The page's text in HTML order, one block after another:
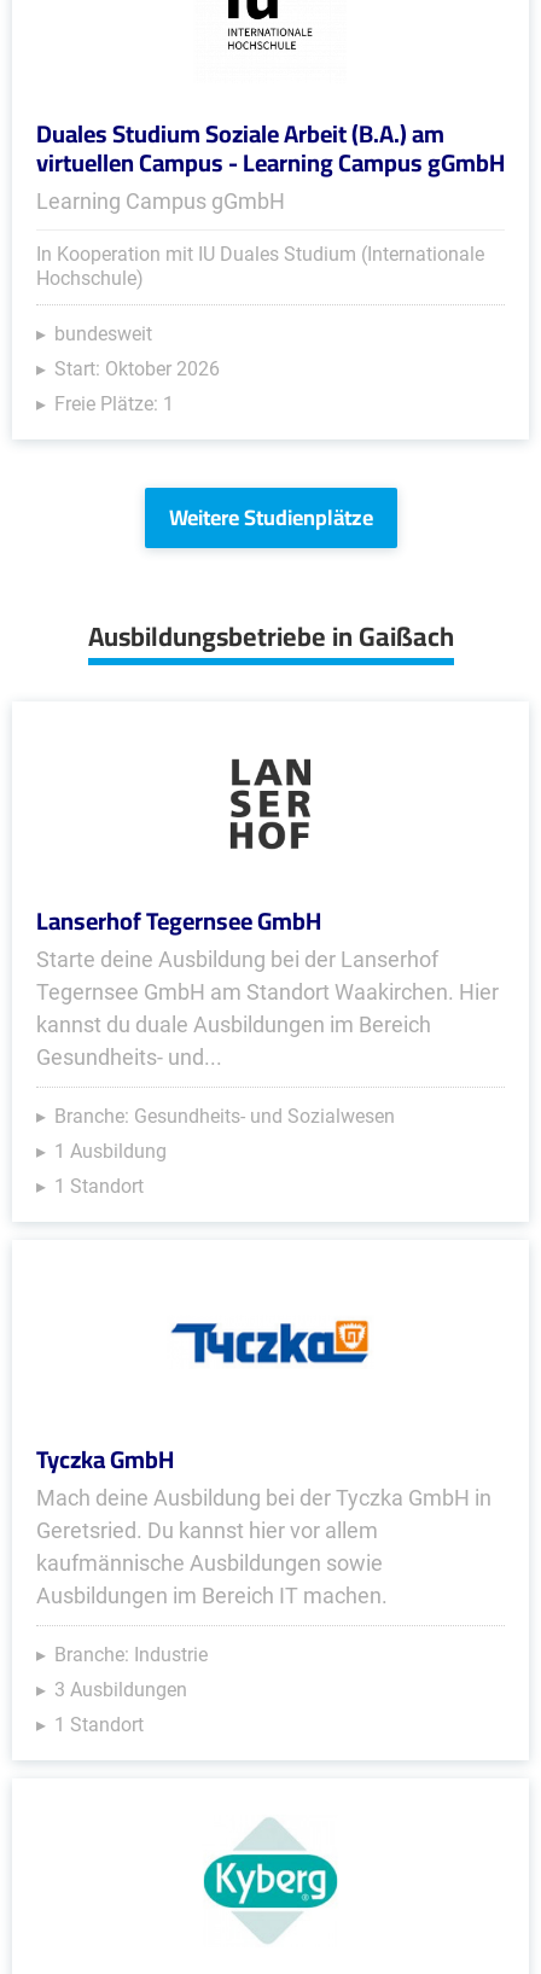
Duales Studium Soziale Arbeit (B.A.) am
virtuellen Campus - Learning Campus gGmbH
Learning Campus gGmbH
In Kooperation mit IU Duales Studium (Internationale
Hochschule)
bundesweit
Start: Oktober 2026
Freie Plätze: 1
Weitere Studienplätze
Ausbildungsbetriebe in Gaißach
Lanserhof Tegernsee GmbH
Starte deine Ausbildung bei der Lanserhof
Tegernsee GmbH am Standort Waakirchen. Hier
kannst du duale Ausbildungen im Bereich
Gesundheits- und...
Branche: Gesundheits- und Sozialwesen
1 Ausbildung
1 Standort
Tyczka GmbH
Mach deine Ausbildung bei der Tyczka GmbH in
Geretsried. Du kannst hier vor allem
kaufmännische Ausbildungen sowie
Ausbildungen im Bereich IT machen.
Branche: Industrie
3 Ausbildungen
1 Standort